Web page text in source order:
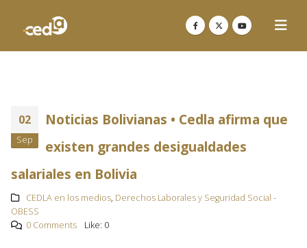
02
Sep
Noticias Bolivianas • Cedla afirma que
existen grandes desigualdades
salariales en Bolivia
CEDLA en los medios, Derechos Laborales y Seguridad Social -
OBESS
0 Comments
Like: 0